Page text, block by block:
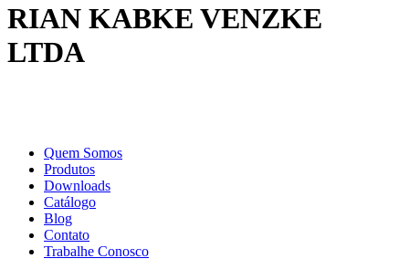
RIAN KABKE VENZKE
LTDA
Quem Somos
Produtos
Downloads
Catálogo
Blog
Contato
Trabalhe Conosco